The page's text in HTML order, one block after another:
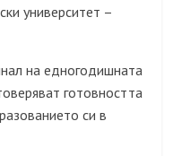
университет –
на едногодишната
готовността
си в